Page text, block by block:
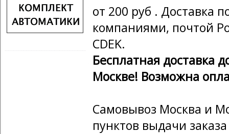
от 200 руб . Доставка
компаниями, почтой
CDEK.
Бесплатная доставка
Москве! Возможна
Самовывоз Москва и
пунктов выдачи заказа